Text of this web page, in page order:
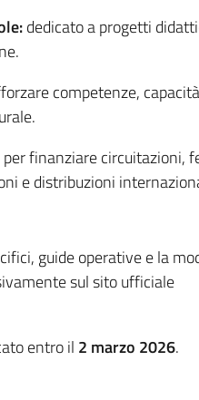
dedicato a progetti
competenze, capacità
per finanziare circuitazioni,
e distribuzioni
guide operative e la
sul sito ufficiale
entro il 2 marzo 2026.